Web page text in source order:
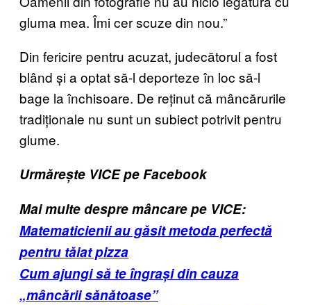
gluma mea. Îmi cer scuze din nou.”
Din fericire pentru acuzat, judecătorul a fost
blând și a optat să-l deporteze în loc să-l
bage la închisoare. De reținut că mâncărurile
tradiționale nu sunt un subiect potrivit pentru
glume.
Urmărește VICE pe Facebook
Mai multe despre mâncare pe VICE:
Matematicienii au găsit metoda perfectă
pentru tăiat pizza
Cum ajungi să te îngrași din cauza
„mâncării sănătoase”